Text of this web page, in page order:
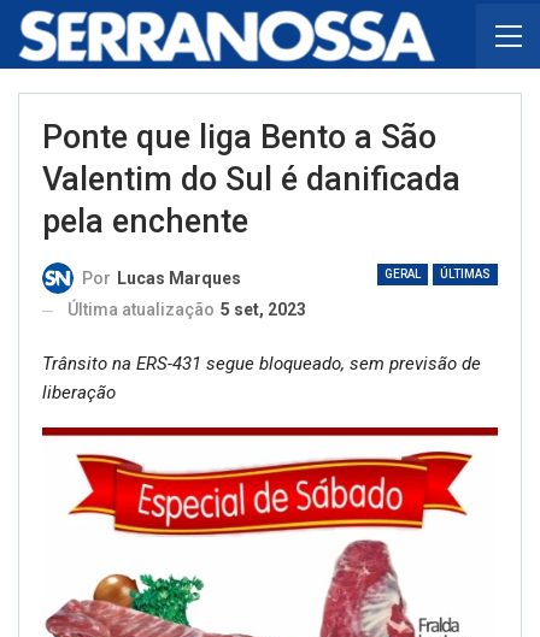
Ponte que liga Bento a São
Valentim do Sul é danificada
pela enchente
GERAL ÚLTIMAS
Por Lucas Marques
Última atualização 5 set, 2023
Trânsito na ERS-431 segue bloqueado, sem previsão de
liberação